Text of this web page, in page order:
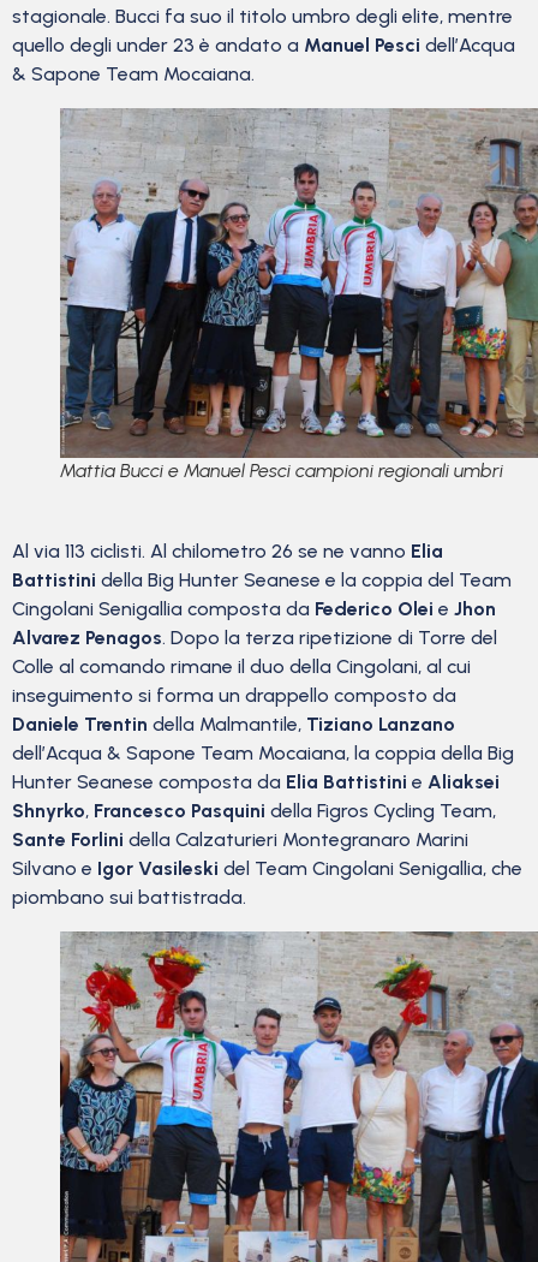
stagionale. Bucci fa suo il titolo umbro degli elite, mentre
quello degli under 23 è andato a Manuel Pesci dell’Acqua
& Sapone Team Mocaiana.
Mattia Bucci e Manuel Pesci campioni regionali umbri
Al via 113 ciclisti. Al chilometro 26 se ne vanno Elia
Battistini della Big Hunter Seanese e la coppia del Team
Cingolani Senigallia composta da Federico Olei e Jhon
Alvarez Penagos. Dopo la terza ripetizione di Torre del
Colle al comando rimane il duo della Cingolani, al cui
inseguimento si forma un drappello composto da
Daniele Trentin della Malmantile, Tiziano Lanzano
dell’Acqua & Sapone Team Mocaiana, la coppia della Big
Hunter Seanese composta da Elia Battistini e Aliaksei
Shnyrko, Francesco Pasquini della Figros Cycling Team,
Sante Forlini della Calzaturieri Montegranaro Marini
Silvano e Igor Vasileski del Team Cingolani Senigallia, che
piombano sui battistrada.